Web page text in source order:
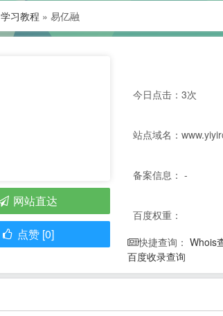
学习教程 » 易亿融
今日点击：3次
站点域名：
备案信息： -
百度权重：
快捷查询： Whois
百度收录查询
网站直达
点赞 [0]